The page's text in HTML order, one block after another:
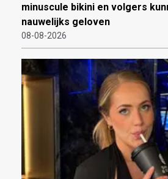
minuscule bikini en volgers
nauwelijks geloven
08-08-2026